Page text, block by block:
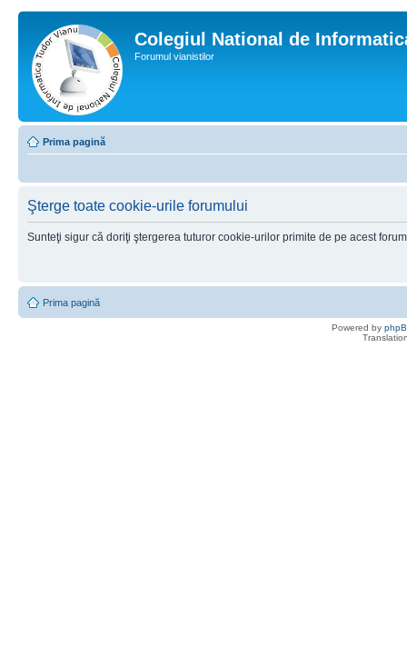
Colegiul National de
Forumul vianistilor
Prima pagină
Şterge toate cookie-urile forumului
Sunteţi sigur că doriţi ştergerea tuturor cookie-urilor primite de pe acest
Prima pagină
Powered by